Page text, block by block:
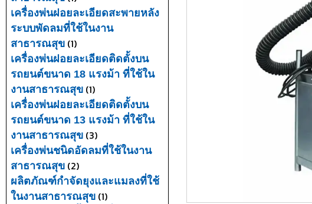
เครื่องพ่นฝอยละเอียดสะพายหลัง
ระบบพัดลมที่ใช้ในงาน
สาธารณสุข (1)
เครื่องพ่นฝอยละเอียดติดตั้งบน
รถยนต์ขนาด 18 แรงม้า ที่ใช้ใน
งานสาธารณสุข (1)
เครื่องพ่นฝอยละเอียดติดตั้งบน
รถยนต์ขนาด 13 แรงม้า ที่ใช้ใน
งานสาธารณสุข (3)
เครื่องพ่นชนิดอัดลมที่ใช้ในงาน
สาธารณสุข (2)
ผลิตภัณฑ์กำจัดยุงและแมลงที่ใช้
ในงานสาธารณสุข (1)